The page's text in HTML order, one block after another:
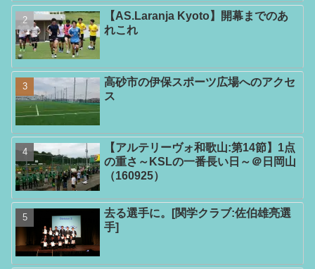
【AS.Laranja Kyoto】開幕までのあ
れこれ
高砂市の伊保スポーツ広場へのアクセ
ス
【アルテリーヴォ和歌山:第14節】1点
の重さ～KSLの一番長い日～＠日岡山
（160925）
去る選手に。[関学クラブ:佐伯雄亮選
手]